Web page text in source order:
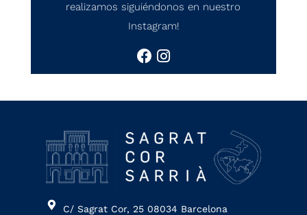
realizamos siguiéndonos en nuestro
Instagram!
C/ Sagrat Cor, 25 08034 Barcelona